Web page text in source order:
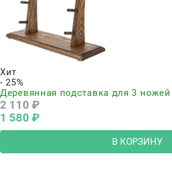
Хит
- 25%
Деревянная подставка для 3 ножей
2 110 ₽
1 580 ₽
В КОРЗИНУ